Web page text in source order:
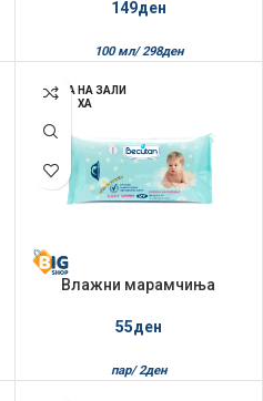
149ден
100 мл/ 298ден
НЕМА НА ЗАЛИ
ХА
Влажни марамчиња
55ден
пар/ 2ден